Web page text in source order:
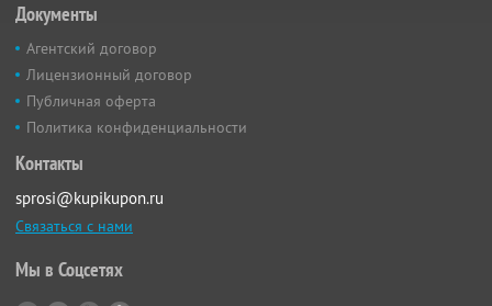
Документы
Агентский договор
Лицензионный договор
Публичная оферта
Политика конфиденциальности
Контакты
sprosi@kupikupon.ru
Связаться с нами
Мы в Соцсетях